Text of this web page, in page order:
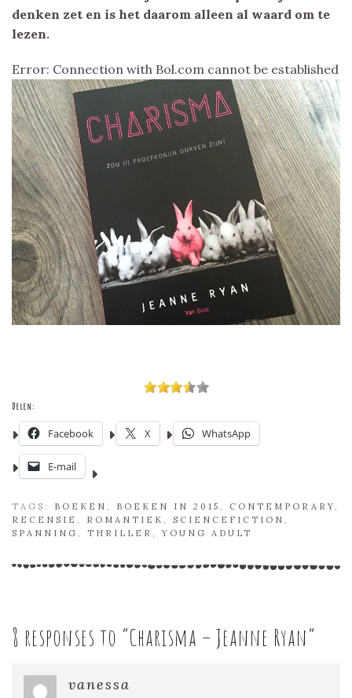
denken zet en is het daarom alleen al waard om te
lezen.
Error: Connection with Bol.com cannot be established
Delen:
Facebook X WhatsApp
E-mail
TAGS: BOEKEN , BOEKEN IN 2015 , CONTEMPORARY,
RECENSIE , ROMANTIEK , SCIENCEFICTION ,
SPANNING , THRILLER ,YOUNG ADULT
8 responses to “Charisma – Jeanne Ryan”
vanessa